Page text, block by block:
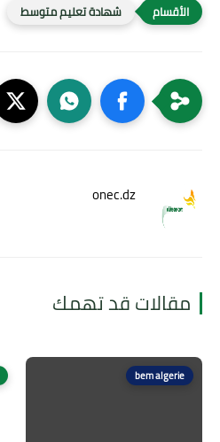
شهادة تعليم متوسط
onec.dz
مقالات قد تهمك
bem algerie